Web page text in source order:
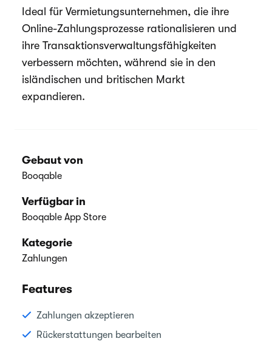
Ideal für Vermietungsunternehmen, die ihre
Online-Zahlungsprozesse rationalisieren und
ihre Transaktionsverwaltungsfähigkeiten
verbessern möchten, während sie in den
isländischen und britischen Markt
expandieren.
Gebaut von
Booqable
Verfügbar in
Booqable App Store
Kategorie
Zahlungen
Features
Zahlungen akzeptieren
Rückerstattungen bearbeiten